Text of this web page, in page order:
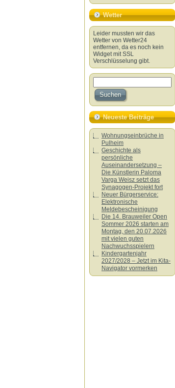
Wetter
Leider mussten wir das
Wetter von Wetter24
entfernen, da es noch kein
Widget mit SSL
Verschlüsselung gibt.
Neueste Beiträge
Wohnungseinbrüche in
Pulheim
Geschichte als
persönliche
Auseinandersetzung –
Die Künstlerin Paloma
Varga Weisz setzt das
Synagogen-Projekt fort
Neuer Bürgerservice:
Elektronische
Meldebescheinigung
Die 14. Brauweiler Open
Sommer 2026 starten am
Montag, den 20.07.2026
mit vielen guten
Nachwuchsspielern
Kindergartenjahr
2027/2028 – Jetzt im Kita-
Navigator vormerken